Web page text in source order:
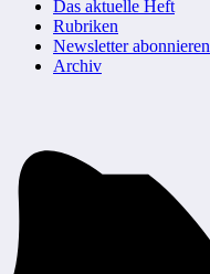
Das aktuelle Heft
Rubriken
Newsletter abonnieren
Archiv